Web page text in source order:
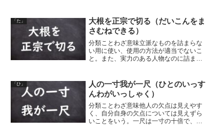
「た」
大根を正宗で切る（だいこんをま
さむねできる）
分類ことわざ意味立派なものを詰まらな
い用に使い、使用の方法が適当でないこ
と。また、実力のある人物なのに詰まら
で大根を切る、ということから。同類
語・同義語大根を正宗で切る...
「ひ」
人の一寸我が一尺（ひとのいっす
んわがいっしゃく）
分類ことわざ意味他人の欠点は見えやす
く、自分自身の欠点については見えずら
いことをいう。一尺は一寸の十倍で、ど